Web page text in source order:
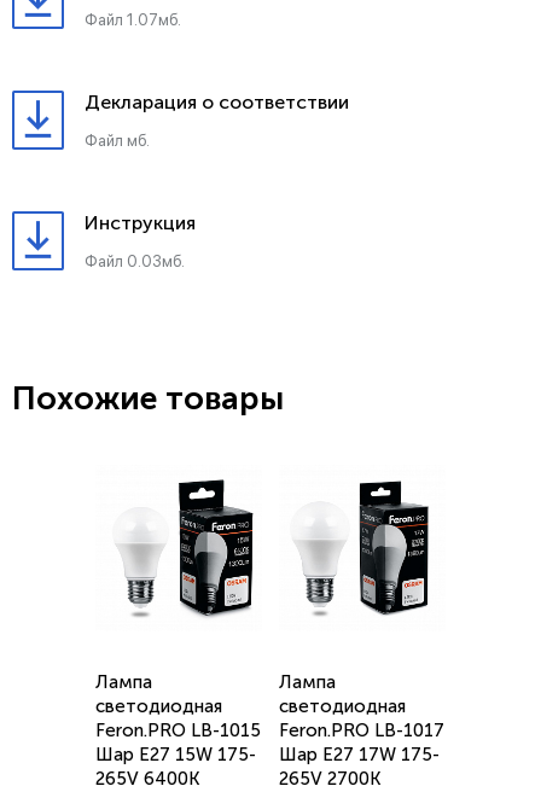
Файл 1.07мб.
Декларация о соответствии
Файл мб.
Инструкция
Файл 0.03мб.
Похожие товары
Лампа
светодиодная
Feron.PRO LB-1015
Шар E27 15W 175-
265V 6400K
Лампа
светодиодная
Feron.PRO LB-1017
Шар E27 17W 175-
265V 2700K